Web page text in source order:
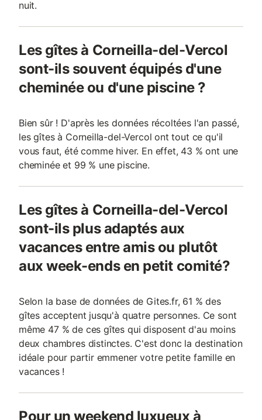
nuit.
Les gîtes à Corneilla-del-Vercol
sont-ils souvent équipés d'une
cheminée ou d'une piscine ?
Bien sûr ! D'après les données récoltées l'an passé,
les gîtes à Corneilla-del-Vercol ont tout ce qu'il
vous faut, été comme hiver. En effet, 43 % ont une
cheminée et 99 % une piscine.
Les gîtes à Corneilla-del-Vercol
sont-ils plus adaptés aux
vacances entre amis ou plutôt
aux week-ends en petit comité?
Selon la base de données de Gites.fr, 61 % des
gîtes acceptent jusqu'à quatre personnes. Ce sont
même 47 % de ces gîtes qui disposent d'au moins
deux chambres distinctes. C'est donc la destination
idéale pour partir emmener votre petite famille en
vacances !
Pour un weekend luxueux à